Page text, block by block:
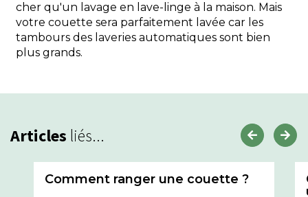
cher qu'un lavage en lave-linge à la maison. Mais
votre couette sera parfaitement lavée car les
tambours des laveries automatiques sont bien
plus grands.
Articles liés...
Comment ranger une couette ?